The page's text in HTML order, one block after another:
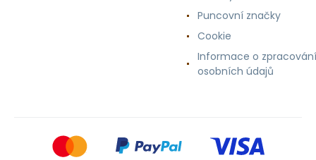
Puncovní značky
Cookie
Informace o zpracování
osobních údajů